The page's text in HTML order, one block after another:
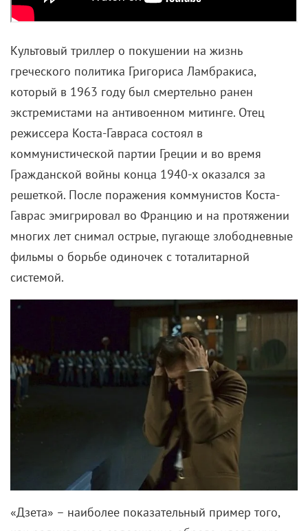
Если вы нашли ошибку, пожалуйста, выделите фрагмент текста и
Джонни Депп Дэниэл Крэйг
Михаил Боярский
Комментарии
Поделиться
Читайте «КиноРепортер»
Американская «Игра в кальмара» отменяется
Лука Гуаданьино получит награду за вклад в
кинематограф